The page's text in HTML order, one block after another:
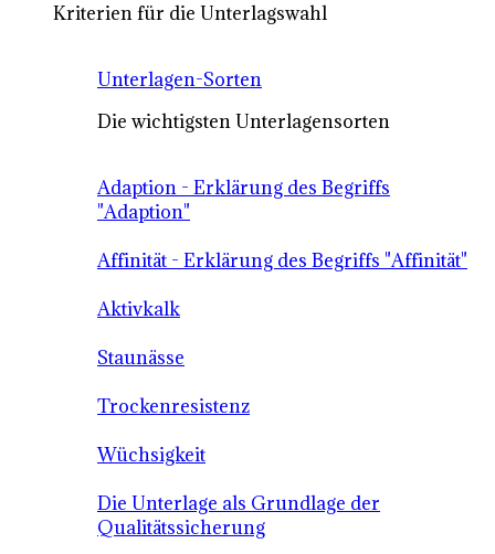
Kriterien für die Unterlagswahl
Unterlagen-Sorten
Die wichtigsten Unterlagensorten
Adaption - Erklärung des Begriffs
"Adaption"
Affinität - Erklärung des Begriffs "Affinität"
Aktivkalk
Staunässe
Trockenresistenz
Wüchsigkeit
Die Unterlage als Grundlage der
Qualitätssicherung